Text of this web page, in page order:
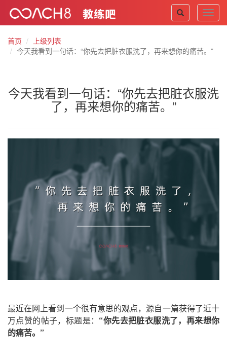
首页
上级列表
今天我看到一句话：“你先去把脏衣服洗了，再来想你的痛苦。”
今天我看到一句话：“你先去把脏衣服洗
了，再来想你的痛苦。”
最近在网上看到一个很有意思的观点，源自一篇获得了近十
万点赞的帖子，标题是： “你先去把脏衣服洗了，再来想你
的痛苦。”